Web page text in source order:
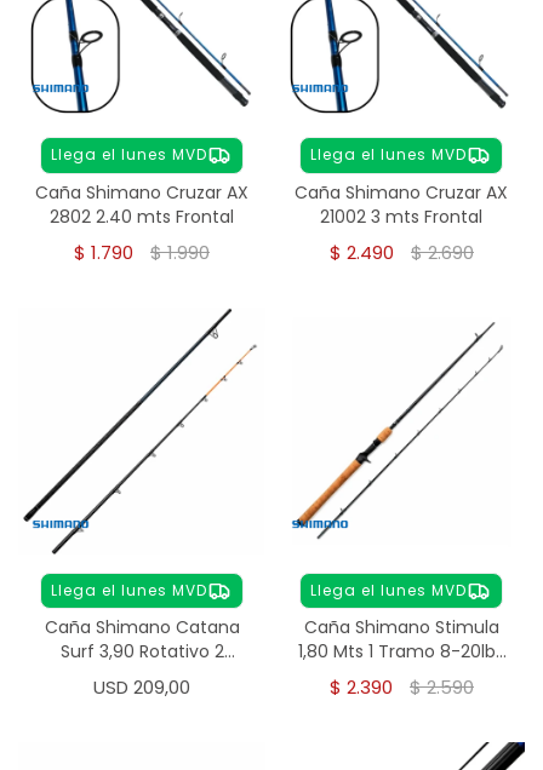
Llega el lunes MVD
Caña Shimano Cruzar AX
2802 2.40 mts Frontal
$ 1.790 $1.990
Llega el lunes MVD
Caña Shimano Cruzar AX
21002 3 mts Frontal
$ 2.490 $2.690
Llega el lunes MVD
Caña Shimano Catana
Surf 3,90 Rotativo 2
Tramos
USD 209,00
Llega el lunes MVD
Caña Shimano Stimula
1,80 Mts 1 Tramo 8-20lbs
Baitcast
$ 2.390 $2.590